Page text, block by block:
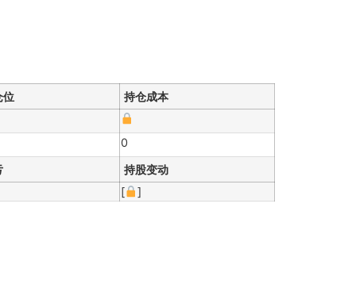
位 持仓成本
0
持股变动
[
]